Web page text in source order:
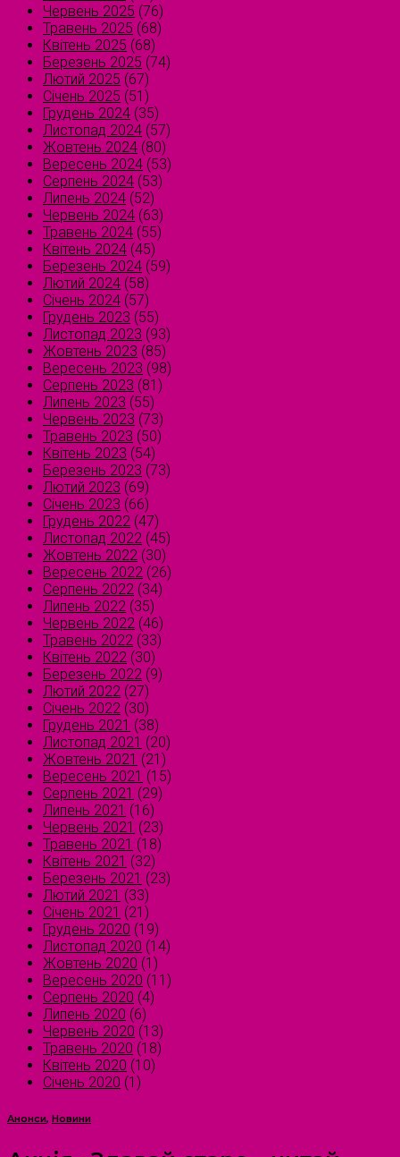
Червень 2025 (76)
Травень 2025 (68)
Квітень 2025 (68)
Березень 2025 (74)
Лютий 2025 (67)
Січень 2025 (51)
Грудень 2024 (35)
Листопад 2024 (57)
Жовтень 2024 (80)
Вересень 2024 (53)
Серпень 2024 (53)
Липень 2024 (52)
Червень 2024 (63)
Травень 2024 (55)
Квітень 2024 (45)
Березень 2024 (59)
Лютий 2024 (58)
Січень 2024 (57)
Грудень 2023 (55)
Листопад 2023 (93)
Жовтень 2023 (85)
Вересень 2023 (98)
Серпень 2023 (81)
Липень 2023 (55)
Червень 2023 (73)
Травень 2023 (50)
Квітень 2023 (54)
Березень 2023 (73)
Лютий 2023 (69)
Січень 2023 (66)
Грудень 2022 (47)
Листопад 2022 (45)
Жовтень 2022 (30)
Вересень 2022 (26)
Серпень 2022 (34)
Липень 2022 (35)
Червень 2022 (46)
Травень 2022 (33)
Квітень 2022 (30)
Березень 2022 (9)
Лютий 2022 (27)
Січень 2022 (30)
Грудень 2021 (38)
Листопад 2021 (20)
Жовтень 2021 (21)
Вересень 2021 (15)
Серпень 2021 (29)
Липень 2021 (16)
Червень 2021 (23)
Травень 2021 (18)
Квітень 2021 (32)
Березень 2021 (23)
Лютий 2021 (33)
Січень 2021 (21)
Грудень 2020 (19)
Листопад 2020 (14)
Жовтень 2020 (1)
Вересень 2020 (11)
Серпень 2020 (4)
Липень 2020 (6)
Червень 2020 (13)
Травень 2020 (18)
Квітень 2020 (10)
Січень 2020 (1)
Анонси, Новини